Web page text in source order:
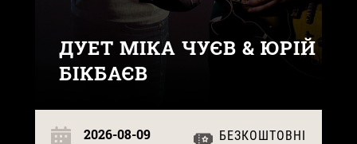
ДУЕТ МІКА ЧУЄВ & ЮРІЙ
БІКБАЄВ
2026-08-09 БЕЗКОШТОВНІ